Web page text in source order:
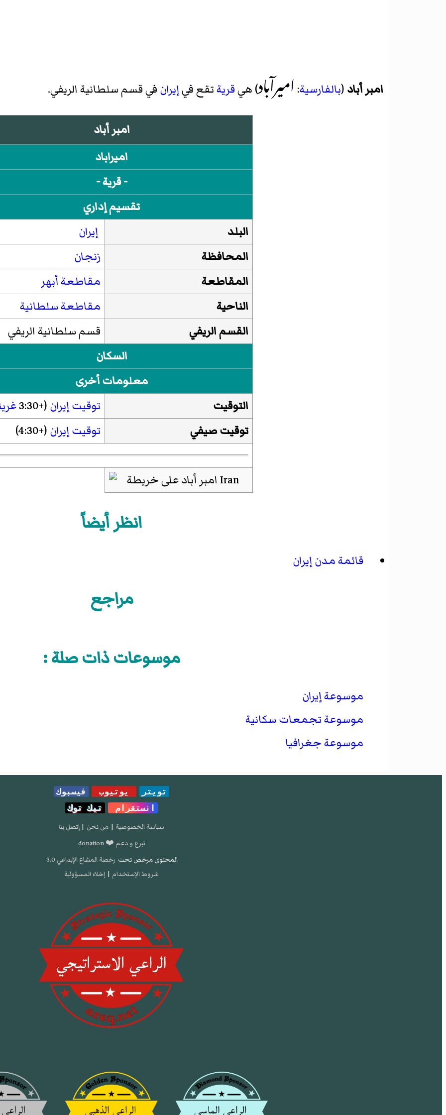
امبر أباد (بالفارسية: امیرآباد) هيقريةتقع فيإيران فيقسم سلطانیة الریفي.
امبر أباد
اميراباد
- قرية -
تقسيم إداري
البلد
إيران
المحافظة
زنجان
المقاطعة
مقاطعة أبهر
الناحية
مقاطعة سلطانية
القسم الريفي
قسم سلطانیة الریفي
السكان
معلومات أخرى
التوقيت
توقيت إيران (+3:30
توقيت صيفي
توقيت إيران (+4:30)
انظر أيضاً
قائمة مدن إيران
مراجع
موسوعات ذات صلة :
موسوعة إيران
موسوعة تجمعات سكانية
موسوعة جغرافيا
تويتر يوتيوب
فيسبوك
انستقرام
تيك توك
سياسة الخصوصية | من نحن | إتصل بنا
تبرع و دعم ❤️ donation
المحتوى مرخص تحت رخصة المشاع الإبداعي 3.0
شروط الإستخدام | إخلاء المسؤولية